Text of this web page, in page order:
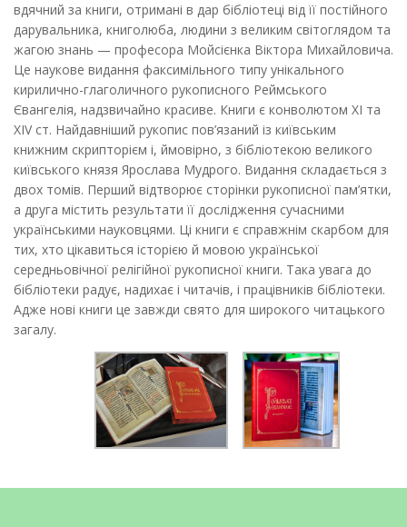
вдячний за книги, отримані в дар бібліотеці від її постійного
дарувальника, книголюба, людини з великим світоглядом та
жагою знань — професора Мойсієнка Віктора Михайловича.
Це наукове видання факсимільного типу унікального
кирилично-глаголичного рукописного Реймського
Євангелія, надзвичайно красиве. Книги є конволютом XI та
XIV ст. Найдавніший рукопис пов’язаний із київським
книжним скрипторієм і, ймовірно, з бібліотекою великого
київського князя Ярослава Мудрого. Видання складається з
двох томів. Перший відтворює сторінки рукописної пам’ятки,
а друга містить результати її дослідження сучасними
українськими науковцями. Ці книги є справжнім скарбом для
тих, хто цікавиться історією й мовою української
середньовічної релігійної рукописної книги. Така увага до
бібліотеки радує, надихає і читачів, і працівників бібліотеки.
Адже нові книги це завжди свято для широкого читацького
загалу.